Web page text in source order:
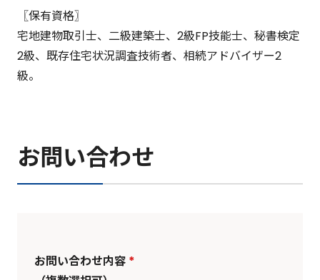
〖保有資格〗
宅地建物取引士、二級建築士、2級FP技能士、秘書検定
2級、既存住宅状況調査技術者、相続アドバイザー2
級。
お問い合わせ
お問い合わせ内容 *